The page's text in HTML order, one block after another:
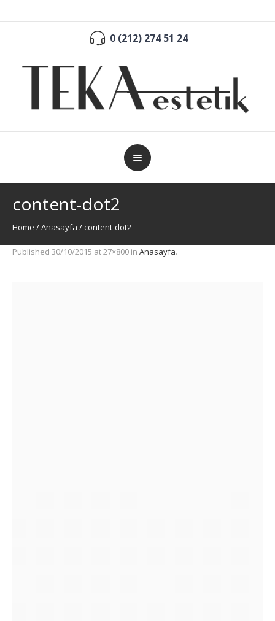
0 (212) 274 51 24
content-dot2
Home /Anasayfa /content-dot2
Published 30/10/2015 at 27×800 in Anasayfa.